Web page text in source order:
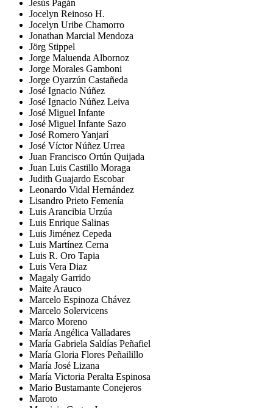
Jesús Pagán
Jocelyn Reinoso H.
Jocelyn Uribe Chamorro
Jonathan Marcial Mendoza
Jörg Stippel
Jorge Maluenda Albornoz
Jorge Morales Gamboni
Jorge Oyarzún Castañeda
José Ignacio Núñez
José Ignacio Núñez Leiva
José Miguel Infante
José Miguel Infante Sazo
José Romero Yanjarí
José Víctor Núñez Urrea
Juan Francisco Ortún Quijada
Juan Luis Castillo Moraga
Judith Guajardo Escobar
Leonardo Vidal Hernández
Lisandro Prieto Femenía
Luis Arancibia Urzúa
Luis Enrique Salinas
Luis Jiménez Cepeda
Luis Martínez Cerna
Luis R. Oro Tapia
Luis Vera Diaz
Magaly Garrido
Maite Arauco
Marcelo Espinoza Chávez
Marcelo Solervicens
Marco Moreno
María Angélica Valladares
María Gabriela Saldías Peñafiel
María Gloria Flores Peñailillo
María José Lizana
María Victoria Peralta Espinosa
Mario Bustamante Conejeros
Maroto